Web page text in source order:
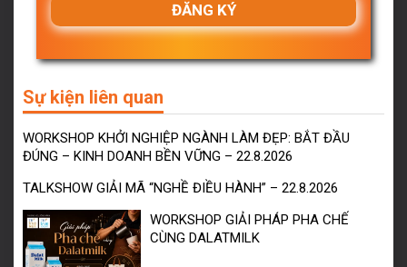
Sự kiện liên quan
WORKSHOP KHỞI NGHIỆP NGÀNH LÀM ĐẸP: BẮT ĐẦU
ĐÚNG – KINH DOANH BỀN VỮNG – 22.8.2026
TALKSHOW GIẢI MÃ “NGHỀ ĐIỀU HÀNH” – 22.8.2026
WORKSHOP GIẢI PHÁP PHA CHẾ
CÙNG DALATMILK